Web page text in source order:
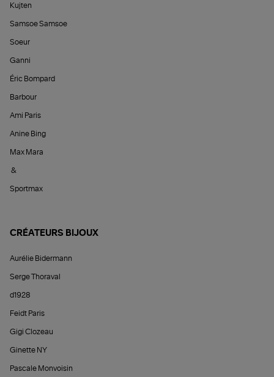
Kujten
Samsoe Samsoe
Soeur
Ganni
Éric Bompard
Barbour
Ami Paris
Anine Bing
Max Mara
&
Sportmax
CRÉATEURS BIJOUX
Aurélie Bidermann
Serge Thoraval
d1928
Feidt Paris
Gigi Clozeau
Ginette NY
Pascale Monvoisin